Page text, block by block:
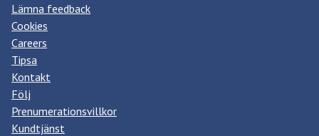
Lämna feedback
Cookies
Careers
Tipsa
Kontakt
Följ
Prenumerationsvillkor
Kundtjänst